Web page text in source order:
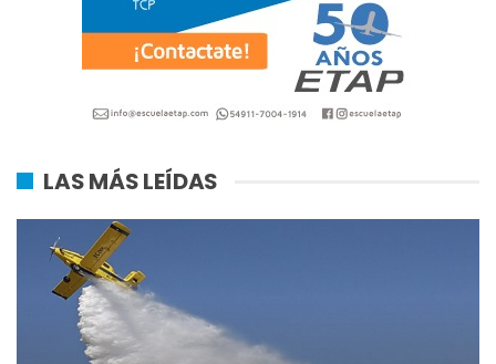
LAS MÁS LEÍDAS